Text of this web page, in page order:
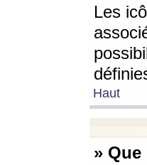
Les
Haut
»